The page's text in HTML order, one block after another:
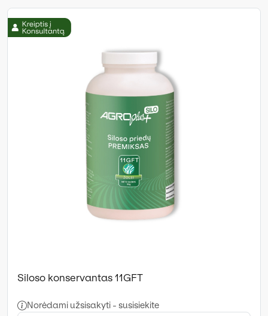
Siloso konservantas 11GFT
Norėdami užsisakyti - susisiekite